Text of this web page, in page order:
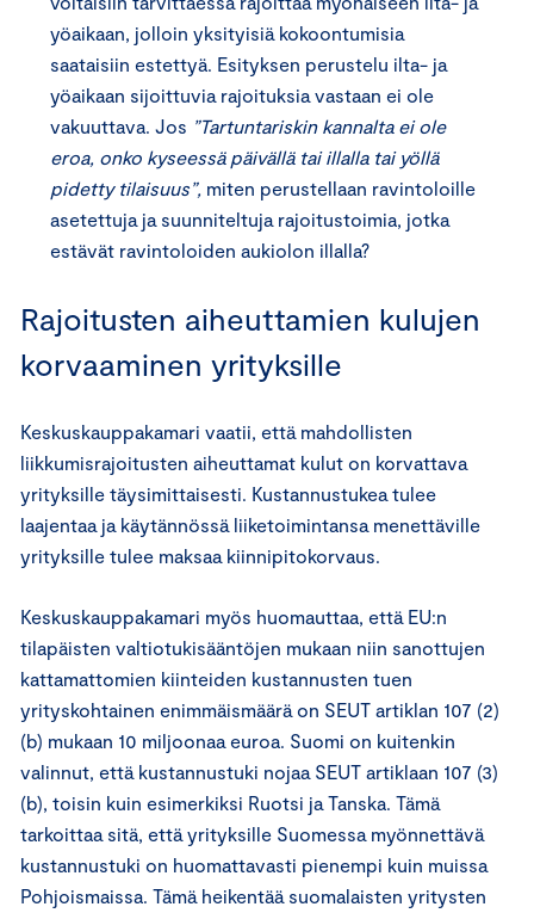
yöaikaan, jolloin yksityisiä kokoontumisia
saataisiin estettyä. Esityksen perustelu ilta- ja
yöaikaan sijoittuvia rajoituksia vastaan ei ole
vakuuttava. Jos ”Tartuntariskin kannalta ei ole
eroa, onko kyseessä päivällä tai illalla tai yöllä
pidetty tilaisuus”, miten perustellaan ravintoloille
asetettuja ja suunniteltuja rajoitustoimia, jotka
estävät ravintoloiden aukiolon illalla?
Rajoitusten aiheuttamien kulujen
korvaaminen yrityksille
Keskuskauppakamari vaatii, että mahdollisten
liikkumisrajoitusten aiheuttamat kulut on korvattava
yrityksille täysimittaisesti. Kustannustukea tulee
laajentaa ja käytännössä liiketoimintansa menettäville
yrityksille tulee maksaa kiinnipitokorvaus.
Keskuskauppakamari myös huomauttaa, että EU:n
tilapäisten valtiotukisääntöjen mukaan niin sanottujen
kattamattomien kiinteiden kustannusten tuen
yrityskohtainen enimmäismäärä on SEUT artiklan 107 (2)
(b) mukaan 10 miljoonaa euroa. Suomi on kuitenkin
valinnut, että kustannustuki nojaa SEUT artiklaan 107 (3)
(b), toisin kuin esimerkiksi Ruotsi ja Tanska. Tämä
tarkoittaa sitä, että yrityksille Suomessa myönnettävä
kustannustuki on huomattavasti pienempi kuin muissa
Pohjoismaissa. Tämä heikentää suomalaisten yritysten